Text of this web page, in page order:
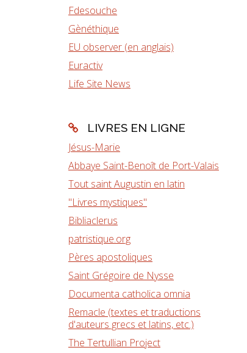
Fdesouche
Gènéthique
EU observer (en anglais)
Euractiv
Life Site News
LIVRES EN LIGNE
Jésus-Marie
Abbaye Saint-Benoît de Port-Valais
Tout saint Augustin en latin
"Livres mystiques"
Bibliaclerus
patristique.org
Pères apostoliques
Saint Grégoire de Nysse
Documenta catholica omnia
Remacle (textes et traductions
d'auteurs grecs et latins, etc.)
The Tertullian Project